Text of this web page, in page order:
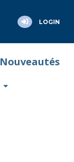
LOGIN
Nouveautés